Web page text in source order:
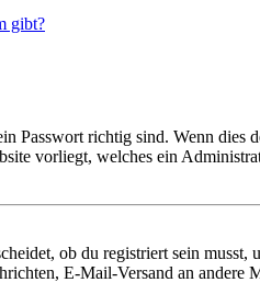
gibt?
Passwort richtig sind. Wenn dies
vorliegt, welches ein
ob du registriert sein musst,
E-Mail-Versand an